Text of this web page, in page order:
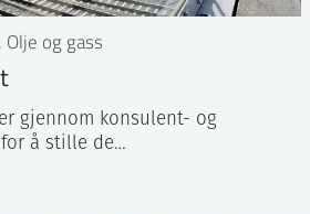
og gass
gjennom konsulent- og
å stille de…